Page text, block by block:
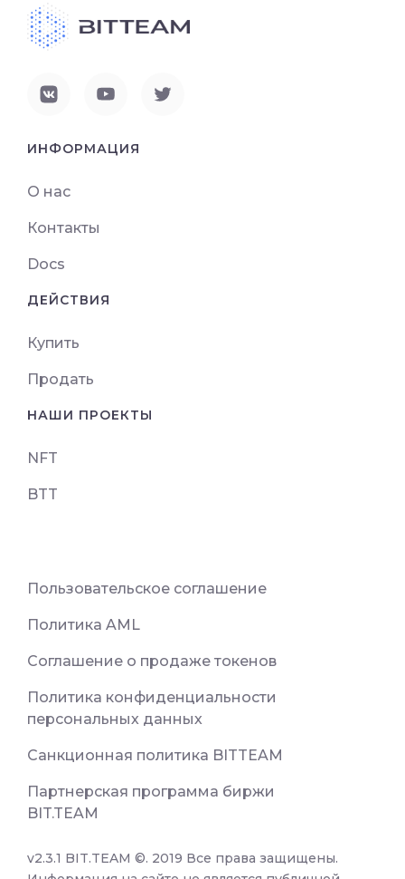
ИНФОРМАЦИЯ
О нас
Контакты
Docs
ДЕЙСТВИЯ
Купить
Продать
НАШИ ПРОЕКТЫ
NFT
BTT
Пользовательское соглашение
Политика AML
Соглашение о продаже токенов
Политика конфиденциальности
персональных данных
Санкционная политика BITTEAM
Партнерская программа биржи
BIT.TEAM
v2.3.1 BIT.TEAM ©. 2019 Все права защищены.